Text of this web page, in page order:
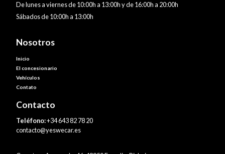
De lunes a viernes de 10:00h a 13:00h y de 16:00h a 20:00h
Sábados de 10:00h a 13:00h
Nosotros
Inicio
El concesionario
Vehículos
Contato
Contacto
Teléfono:+34 643 82 78 20
contacto@yeswecar.es